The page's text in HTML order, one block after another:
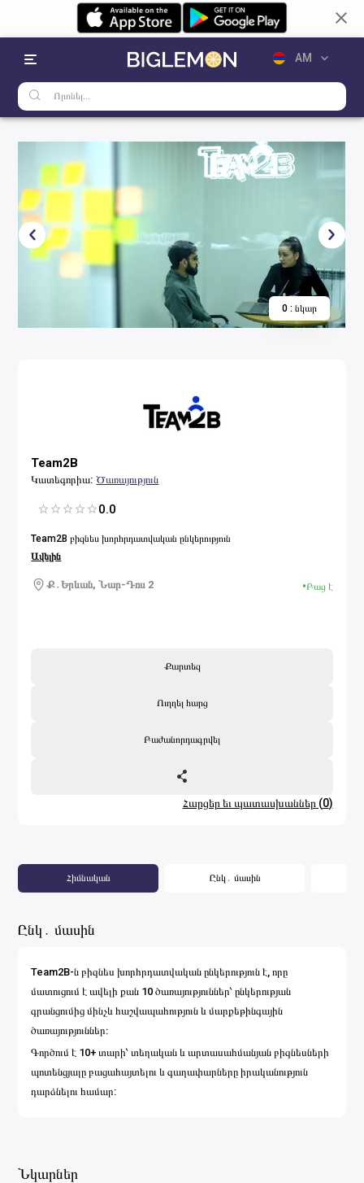
AM
RU
EN
0: նկար
Team2B
Կատեգորիա: Ծառայություն
0.0
Team2B բիզնես խորհրդատվական ընկերություն
Ավելին
Ք․Երևան, Նար-Դոս 2 •Բաց է
Քարտեզ
Ուղղել հարց
Բաժանորդագրվել
Հարցեր եւ պատասխաններ (0)
Հիմնական Ընկ․ մասին
Ընկ․ մասին
Team2B-ն բիզնես խորհրդատվական ընկերություն է, որը
մատուցում է ավելի քան 10 ծառայություններ՝ ընկերության
գրանցումից մինչև հաշվապահություն և մարքեթինգային
ծառայություններ։
Գործում է 10+ տարի՝ տեղական և արտասահմանյան բիզնեսների
պոտենցյալը բացահայտելու և գաղափարները իրականություն
դարձնելու համար:
Նկարներ